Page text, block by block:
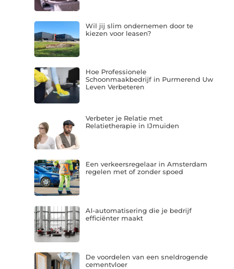
Wil jij slim ondernemen door te
kiezen voor leasen?
Hoe Professionele
Schoonmaakbedrijf in Purmerend Uw
Leven Verbeteren
Verbeter je Relatie met
Relatietherapie in IJmuiden
Een verkeersregelaar in Amsterdam
regelen met of zonder spoed
AI-automatisering die je bedrijf
efficiënter maakt
De voordelen van een sneldrogende
cementvloer